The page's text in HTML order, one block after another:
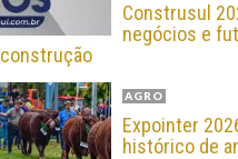
Construsul
negócios e
construção
AGRO
Expointer
histórico de